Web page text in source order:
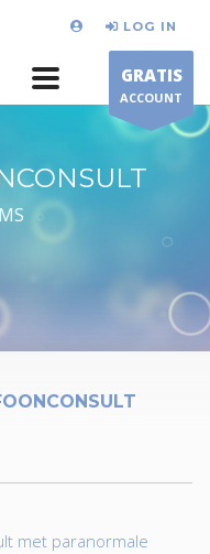
LOG IN
GRATIS
ACCOUNT
met paranormale